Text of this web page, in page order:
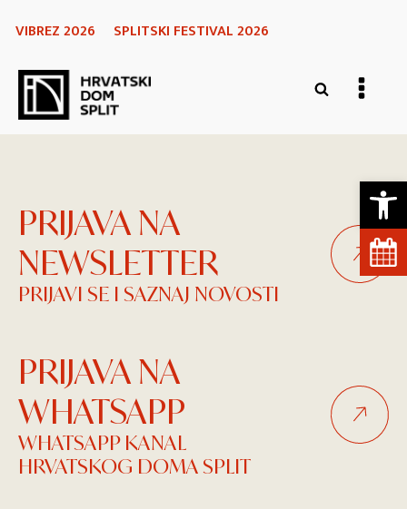
VIBREZ 2026 SPLITSKI FESTIVAL 2026
PRIJAVA NA
NEWSLETTER
PRIJAVI SE I SAZNAJ NOVOSTI
PRIJAVA NA
WHATSAPP
WHATSAPP KANAL
HRVATSKOG DOMA SPLIT